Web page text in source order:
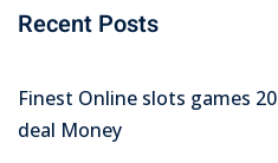
Recent Posts
Finest Online slots games
deal Money